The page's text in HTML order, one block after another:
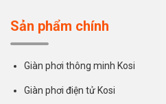
Sản phẩm chính
Giàn phơi thông minh Kosi
Giàn phơi điện tử Kosi